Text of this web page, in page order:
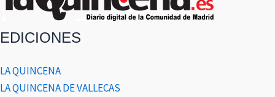
EDICIONES
LA QUINCENA
LA QUINCENA DE VALLECAS